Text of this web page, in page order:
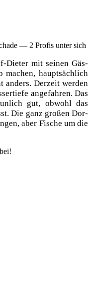
— 2 Pro­fis unter sich
Die­ter mit sei­nen Gäs­
machen, haupt­säch­lich
anders. Der­zeit wer­den
ange­fah­ren. Das
gut, obwohl das
Die ganz gro­ßen Dor­
aber Fische um die